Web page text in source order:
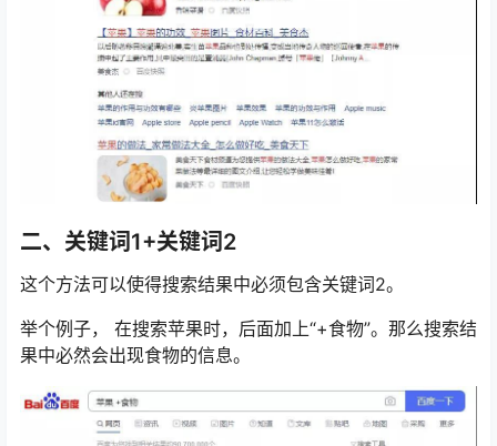
二、关键词1+关键词2
这个方法可以使得搜索结果中必须包含关键词2。
举个例子， 在搜索苹果时，后面加上“+食物”。那么搜索结
果中必然会出现食物的信息。